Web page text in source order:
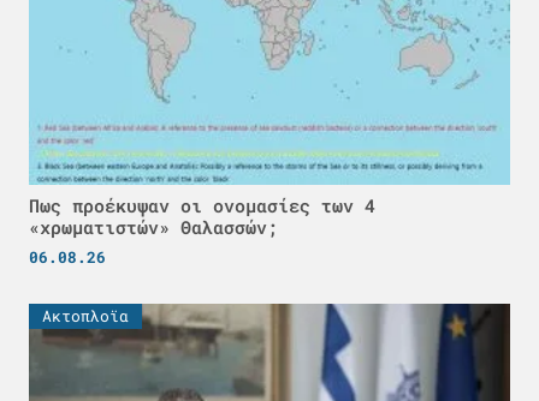
Πως προέκυψαν οι ονομασίες των 4
«χρωματιστών» Θαλασσών;
06.08.26
Ακτοπλοϊα